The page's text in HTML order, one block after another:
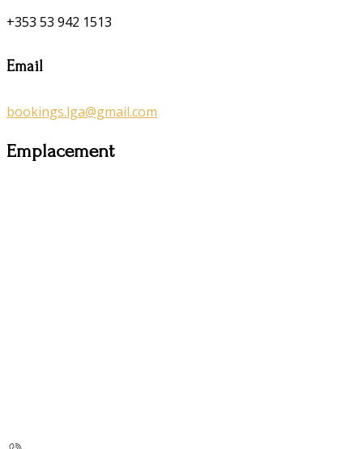
+353 53 942 1513
Email
bookings.lga@gmail.com
Emplacement